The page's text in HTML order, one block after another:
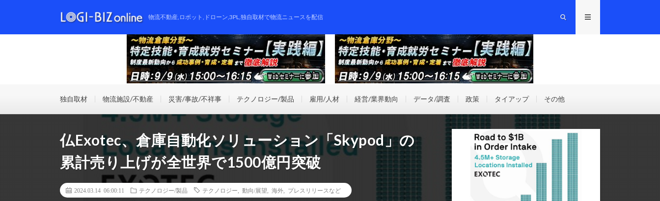
物流不動産,ロボット,ドローン,3PL,独自取材で物流ニュースを配信
独自取材 物流施設/不動産 災害/事故/不祥事 テクノロジー/製品 雇用/人材 経営/業界動向 データ/調査 政策 タイアップ その他
仏Exotec、倉庫自動化ソリューション「Skypod」の
累計売り上げが全世界で1500億円突破
2024.03.14 06:00:11 テクノロジー/製品 テクノロジー 動向/展望 海外 プレスリリースなど